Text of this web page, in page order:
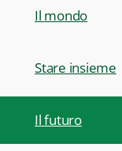
Il mondo
Stare insieme
Il futuro